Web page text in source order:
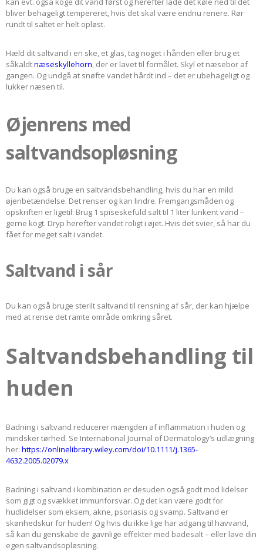
bliver behageligt tempereret, hvis det skal være endnu renere. Rør
rundt til saltet er helt opløst.
Hæld dit saltvand i en ske, et glas, tag noget i hånden eller brug et
såkaldtnæseskyllehorn, der er lavet til formålet. Skyl et næsebor af
gangen. Og undgå at snøfte vandet hårdt ind – det er ubehageligt og
lukker næsen til.
Øjenrens med
saltvandsopløsning
Du kan også bruge en saltvandsbehandling, hvis du har en mild
øjenbetændelse. Det renser og kan lindre. Fremgangsmåden og
opskriften er ligetil: Brug 1 spiseskefuld salt til 1 liter lunkent vand –
gerne kogt. Dryp herefter vandet roligt i øjet. Hvis det svier, så har du
fået for meget salt i vandet.
Saltvand i sår
Du kan også bruge sterilt saltvand til rensning af sår, der kan hjælpe
med at rense det ramte område omkring såret.
Saltvandsbehandling til
huden
Badning i saltvand reducerer mængden af inflammation i huden og
mindsker tørhed. Se International Journal of Dermatology’s udlægning
her: https://onlinelibrary.wiley.com/doi/10.1111/j.1365-
4632.2005.02079.x
Badning i saltvand i kombination er desuden også godt mod lidelser
som gigt og svækket immunforsvar. Og det kan være godt for
hudlidelser som eksem, akne, psoriasis og svamp. Saltvand er
skønhedskur for huden! Og hvis du ikke lige har adgang til havvand,
så kan du genskabe de gavnlige effekter med badesalt – eller lave din
egen saltvandsopløsning.